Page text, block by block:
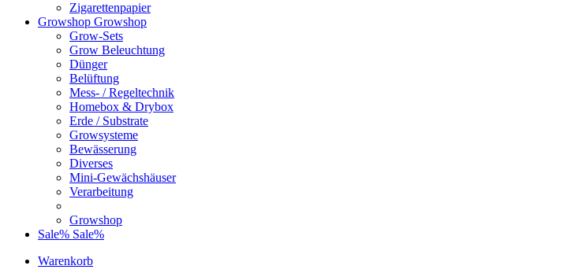
Zigarettenpapier
Growshop Growshop
Grow-Sets
Grow Beleuchtung
Dünger
Belüftung
Mess- / Regeltechnik
Homebox & Drybox
Erde / Substrate
Growsysteme
Bewässerung
Diverses
Mini-Gewächshäuser
Verarbeitung
Growshop
Sale% Sale%
Warenkorb